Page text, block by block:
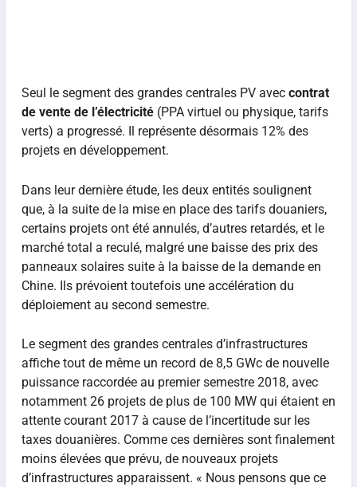
Seul le segment des grandes centrales PV avec contrat
de vente de l’électricité(PPA virtuel ou physique, tarifs
verts) a progressé. Il représente désormais 12% des
projets en développement.
Dans leur dernière étude, les deux entités soulignent
que, à la suite de la mise en place des tarifs douaniers,
certains projets ont été annulés, d’autres retardés, et le
marché total a reculé, malgré une baisse des prix des
panneaux solaires suite à la baisse de la demande en
Chine. Ils prévoient toutefois une accélération du
déploiement au second semestre.
Le segment des grandes centrales d’infrastructures
affiche tout de même un record de 8,5 GWc de nouvelle
puissance raccordée au premier semestre 2018, avec
notamment 26 projets de plus de 100 MW qui étaient en
attente courant 2017 à cause de l’incertitude sur les
taxes douanières. Comme ces dernières sont finalement
moins élevées que prévu, de nouveaux projets
d’infrastructures apparaissent. « Nous pensons que ce